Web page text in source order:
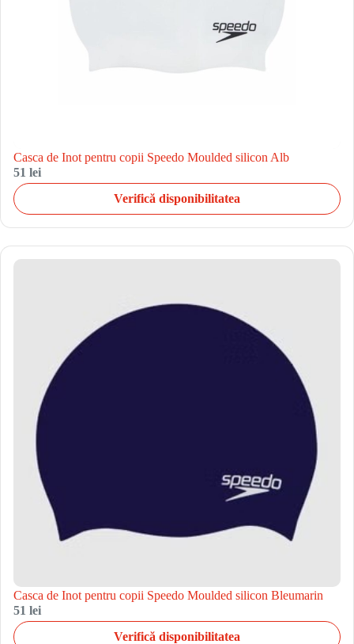
Casca de Inot pentru copii Speedo Moulded silicon Alb
51 lei
Verifică disponibilitatea
Casca de Inot pentru copii Speedo Moulded silicon Bleumarin
51 lei
Verifică disponibilitatea